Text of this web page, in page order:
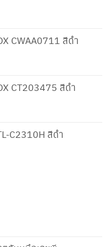
CWAA0711 สีดำ
CT203475 สีดำ
C2310H สีดำ